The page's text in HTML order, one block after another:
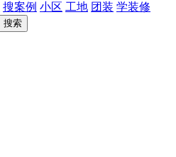
搜案例 小区 工地 团装 学装修